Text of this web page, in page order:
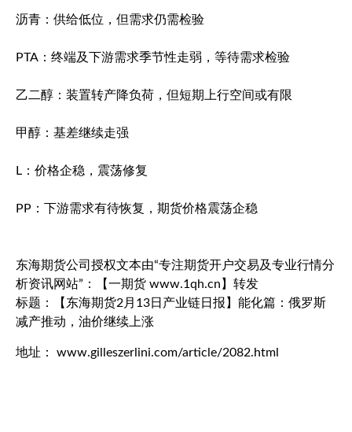
沥青：供给低位，但需求仍需检验
PTA：终端及下游需求季节性走弱，等待需求检验
乙二醇：装置转产降负荷，但短期上行空间或有限
甲醇：基差继续走强
L：价格企稳，震荡修复
PP：下游需求有待恢复，期货价格震荡企稳
东海期货公司授权文本由“专注期货开户交易及专业行情分
析资讯网站”：【一期货 www.1qh.cn】转发
标题：【东海期货2月13日产业链日报】能化篇：俄罗斯
减产推动，油价继续上涨
地址： www.gilleszerlini.com/article/2082.html